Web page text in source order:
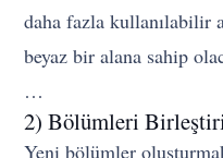
daha fazla kullanılabilir
beyaz bir alana sahip
…
2) Bölümleri
Yeni bölümler